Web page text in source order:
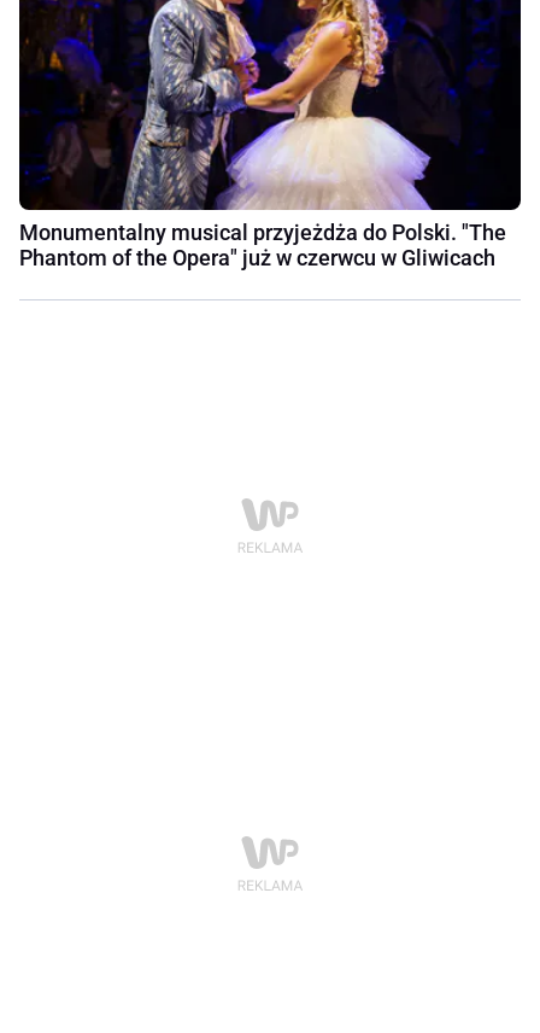
Monumentalny musical przyjeżdża do Polski. "The
Phantom of the Opera" już w czerwcu w Gliwicach